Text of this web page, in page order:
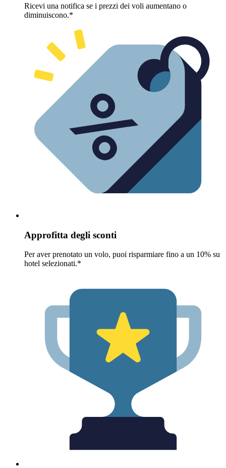
Ricevi una notifica se i prezzi dei voli aumentano o
diminuiscono.*
Approfitta degli sconti
Per aver prenotato un volo, puoi risparmiare fino a un 10% su
hotel selezionati.*